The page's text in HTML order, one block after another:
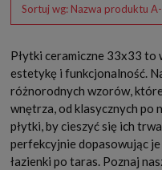
Sortuj wg: Nazwa produktu
Płytki ceramiczne 33x33 to
estetykę i funkcjonalność.
różnorodnych wzorów,
wnętrza, od klasycznych po
płytki, by cieszyć się ich
perfekcyjnie dopasowując
łazienki po taras. Poznaj